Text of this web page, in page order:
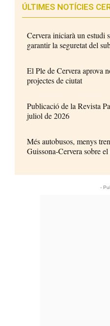
ÚLTIMES NOTÍCIES
Cervera iniciarà un estudi
garantir la seguretat del
El Ple de Cervera aprova
projectes de ciutat
Publicació de la Revista
juliol de 2026
Més autobusos, menys
Guissona-Cervera sobre
-